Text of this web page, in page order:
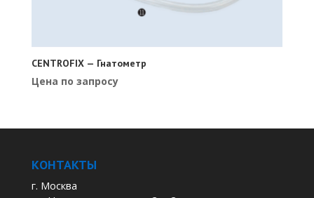
CENTROFIX — Гнатометр
Цена по запросу
КОНТАКТЫ
г. Москва